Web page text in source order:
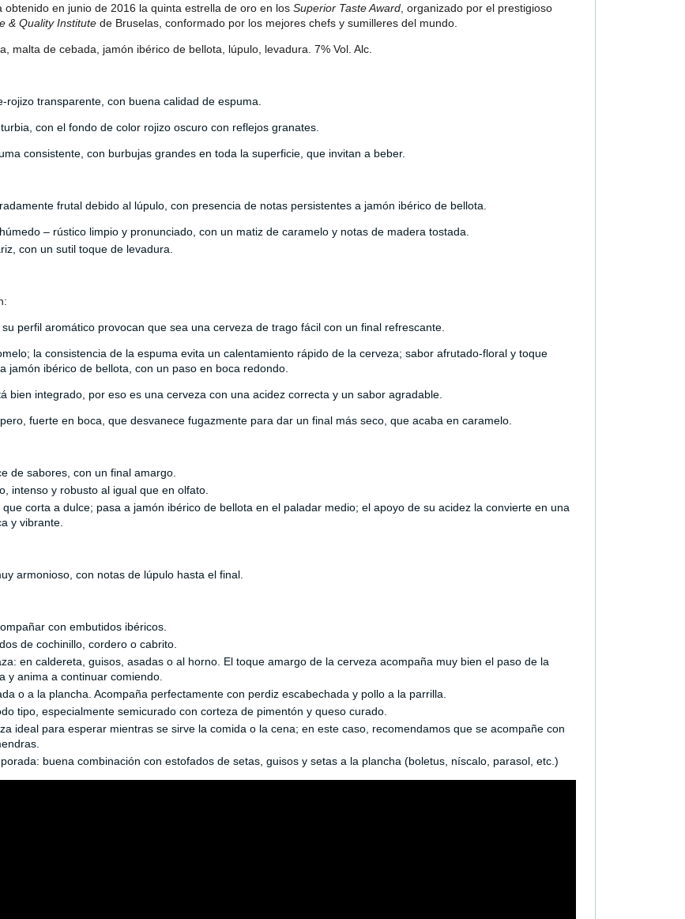
obtenido en junio de 2016 la quinta estrella de oro en los Superior Taste Award, organizado por el prestigioso
& Quality Institutede Bruselas, conformado por los mejores chefs y sumilleres del mundo.
malta de cebada, jamón ibérico de bellota, lúpulo, levadura. 7% Vol. Alc.
rojizo transparente, con buena calidad de espuma.
con el fondo de color rojizo oscuro con reflejos granates.
consistente, con burbujas grandes en toda la superficie, que invitan a beber.
frutal debido al lúpulo, con presencia de notas persistentes a jamón ibérico de bellota.
– rústico limpio y pronunciado, con un matiz de caramelo y notas de madera tostada.
con un sutil toque de levadura.
perfil aromático provocan que sea una cerveza de trago fácil con un final refrescante.
la consistencia de la espuma evita un calentamiento rápido de la cerveza; sabor afrutado-floral y toque
jamón ibérico de bellota, con un paso en boca redondo.
bien integrado, por eso es una cerveza con una acidez correcta y un sabor agradable.
fuerte en boca, que desvanece fugazmente para dar un final más seco, que acaba en caramelo.
de sabores, con un final amargo.
intenso y robusto al igual que en olfato.
que corta a dulce; pasa a jamón ibérico de bellota en el paladar medio; el apoyo de su acidez la convierte en una
y vibrante.
armonioso, con notas de lúpulo hasta el final.
con embutidos ibéricos.
de cochinillo, cordero o cabrito.
en caldereta, guisos, asadas o al horno. El toque amargo de la cerveza acompaña muy bien el paso de la
y anima a continuar comiendo.
o a la plancha. Acompaña perfectamente con perdiz escabechada y pollo a la parrilla.
tipo, especialmente semicurado con corteza de pimentón y queso curado.
ideal para esperar mientras se sirve la comida o la cena; en este caso, recomendamos que se acompañe con
buena combinación con estofados de setas, guisos y setas a la plancha (boletus, níscalo, parasol, etc.)